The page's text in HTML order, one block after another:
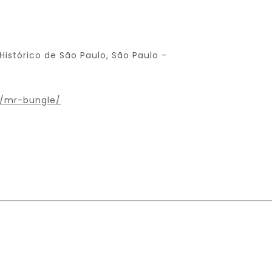
de São Paulo, São Paulo -
mr-bungle/